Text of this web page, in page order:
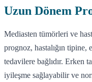
Uzun Dönem
Mediasten tümörleri ve
prognoz, hastalığın tipine,
tedavilere bağlıdır. Erken
iyileşme sağlayabilir ve